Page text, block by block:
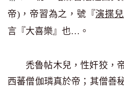
帝)，帝習為之，號『演揲
言『大喜樂』也… 。
禿魯帖木兒，性奸狡，
西蕃僧伽璘真於帝；其僧善